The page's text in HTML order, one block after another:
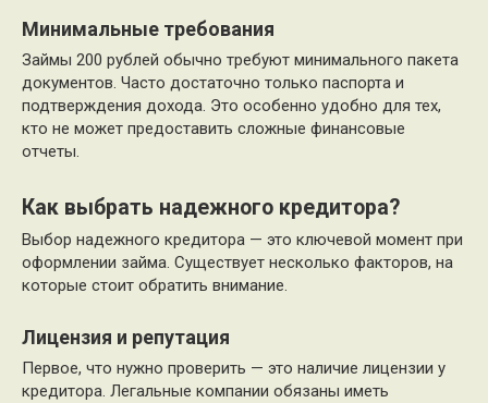
Минимальные требования
Займы 200 рублей обычно требуют минимального пакета
документов. Часто достаточно только паспорта и
подтверждения дохода. Это особенно удобно для тех,
кто не может предоставить сложные финансовые
отчеты.
Как выбрать надежного кредитора?
Выбор надежного кредитора — это ключевой момент при
оформлении займа. Существует несколько факторов, на
которые стоит обратить внимание.
Лицензия и репутация
Первое, что нужно проверить — это наличие лицензии у
кредитора. Легальные компании обязаны иметь